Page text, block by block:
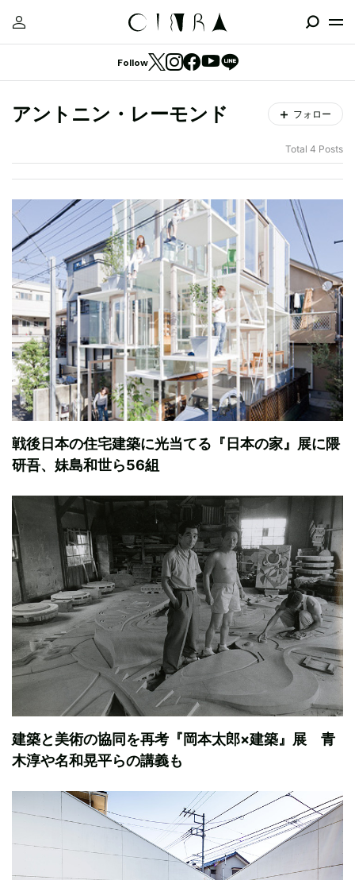
Follow
アントニン・レーモンド フォロー
Total 4 Posts
戦後日本の住宅建築に光当てる『日本の家』展に隈
研吾、妹島和世ら56組
建築と美術の協同を再考『岡本太郎×建築』展 青
木淳や名和晃平らの講義も